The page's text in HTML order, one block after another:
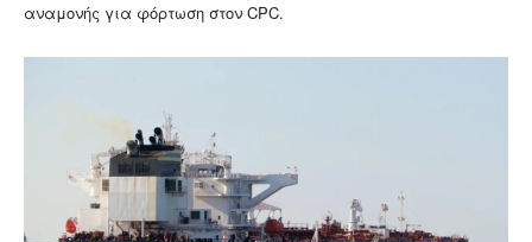
αναμονής για φόρτωση στον CPC.